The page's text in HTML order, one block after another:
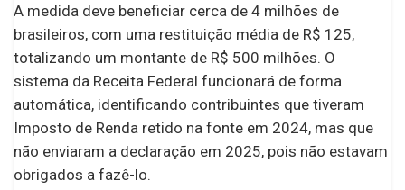
A medida deve beneficiar cerca de 4 milhões de
brasileiros, com uma restituição média de R$ 125,
totalizando um montante de R$ 500 milhões. O
sistema da Receita Federal funcionará de forma
automática, identificando contribuintes que tiveram
Imposto de Renda retido na fonte em 2024, mas que
não enviaram a declaração em 2025, pois não estavam
obrigados a fazê-lo.